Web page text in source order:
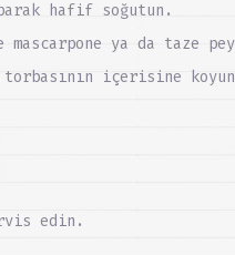
hafif soğutun.
ya da taze
torbasının içerisine
edin.